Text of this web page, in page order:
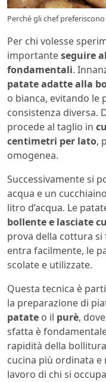
Perché gli chef
Per chi volesse
importanteseguire
fondamentali.
patate adatte alla
o bianca, evitando le
consistenza diversa.
procede al taglio in
centimetri per lato,
omogenea.
Successivamente si
acqua e un
litro d’acqua. Le
bollente e lasciate
prova della cottura si
entra facilmente, le
scolate e utilizzate.
Questa tecnica è
la preparazione di
patate o il purè,
sfatta è
rapidità della
cucina più ordinata
lavoro di chi si